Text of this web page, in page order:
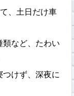
、土日だけ車
など、たわい
けず、深夜に